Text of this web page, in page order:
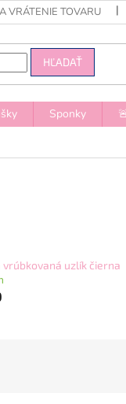
VRÁTENIE TOVARU
HĽADAŤ
Sponky
vrúbkovaná uzlík čierna